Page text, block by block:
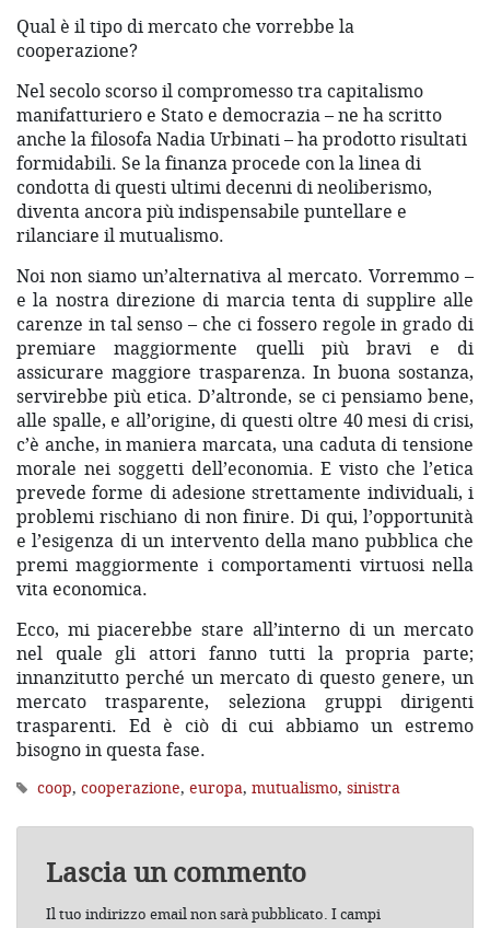
Qual è il tipo di mercato che vorrebbe la
cooperazione?
Nel secolo scorso il compromesso tra capitalismo
manifatturiero e Stato e democrazia – ne ha scritto
anche la filosofa Nadia Urbinati – ha prodotto risultati
formidabili. Se la finanza procede con la linea di
condotta di questi ultimi decenni di neoliberismo,
diventa ancora più indispensabile puntellare e
rilanciare il mutualismo.
Noi non siamo un’alternativa al mercato. Vorremmo –
e la nostra direzione di marcia tenta di supplire alle
carenze in tal senso – che ci fossero regole in grado di
premiare maggiormente quelli più bravi e di
assicurare maggiore trasparenza. In buona sostanza,
servirebbe più etica. D’altronde, se ci pensiamo bene,
alle spalle, e all’origine, di questi oltre 40 mesi di crisi,
c’è anche, in maniera marcata, una caduta di tensione
morale nei soggetti dell’economia. E visto che l’etica
prevede forme di adesione strettamente individuali, i
problemi rischiano di non finire. Di qui, l’opportunità
e l’esigenza di un intervento della mano pubblica che
premi maggiormente i comportamenti virtuosi nella
vita economica.
Ecco, mi piacerebbe stare all’interno di un mercato
nel quale gli attori fanno tutti la propria parte;
innanzitutto perché un mercato di questo genere, un
mercato trasparente, seleziona gruppi dirigenti
trasparenti. Ed è ciò di cui abbiamo un estremo
bisogno in questa fase.
coop, cooperazione, europa, mutualismo, sinistra
Lascia un commento
Il tuo indirizzo email non sarà pubblicato. I campi